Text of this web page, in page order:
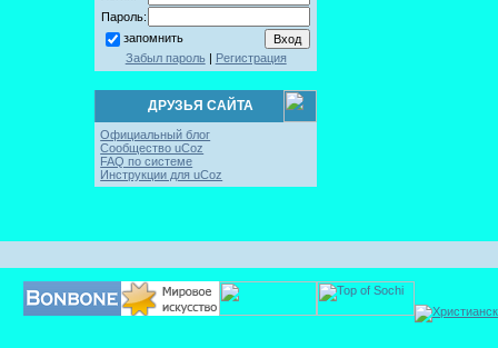
Пароль:
запомнить
Забыл пароль| Регистрация
ДРУЗЬЯ САЙТА
Официальный блог
Сообщество uCoz
FAQ по системе
Инструкции для uCoz